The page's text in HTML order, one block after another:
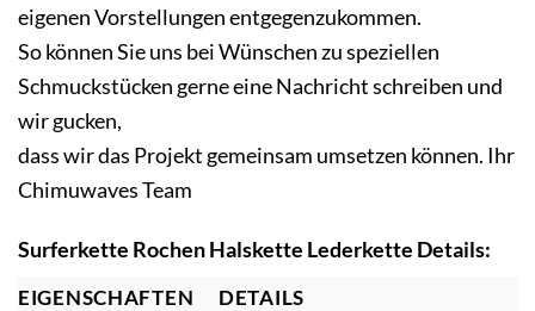
eigenen Vorstellungen entgegenzukommen.
So können Sie uns bei Wünschen zu speziellen
Schmuckstücken gerne eine Nachricht schreiben und
wir gucken,
dass wir das Projekt gemeinsam umsetzen können. Ihr
Chimuwaves Team
Surferkette Rochen Halskette Lederkette Details:
EIGENSCHAFTEN
DETAILS